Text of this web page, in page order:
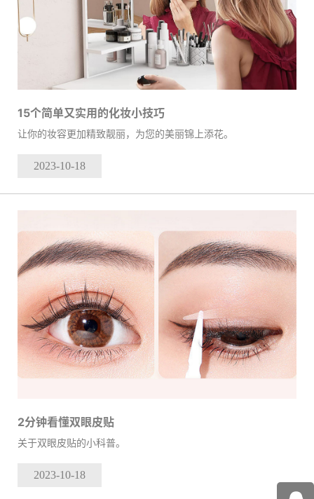
15个简单又实用的化妆小技巧
让你的妆容更加精致靓丽，为您的美丽锦上添花。
2023-10-18
2分钟看懂双眼皮贴
关于双眼皮贴的小科普。
2023-10-18